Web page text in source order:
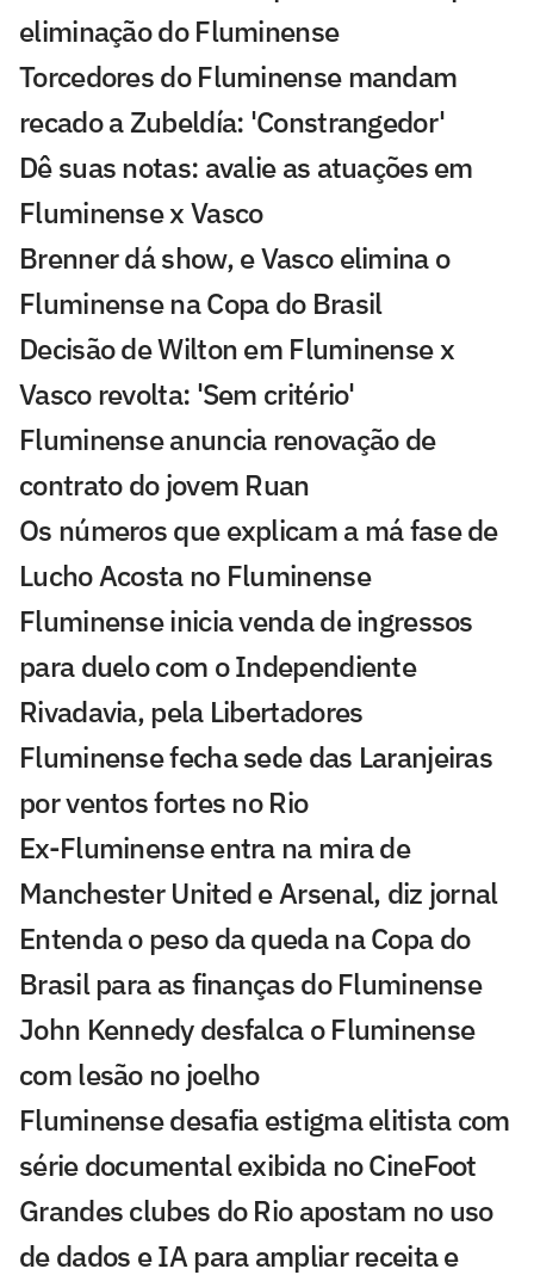
eliminação do Fluminense
Torcedores do Fluminense mandam
recado a Zubeldía: 'Constrangedor'
Dê suas notas: avalie as atuações em
Fluminense x Vasco
Brenner dá show, e Vasco elimina o
Fluminense na Copa do Brasil
Decisão de Wilton em Fluminense x
Vasco revolta: 'Sem critério'
Fluminense anuncia renovação de
contrato do jovem Ruan
Os números que explicam a má fase de
Lucho Acosta no Fluminense
Fluminense inicia venda de ingressos
para duelo com o Independiente
Rivadavia, pela Libertadores
Fluminense fecha sede das Laranjeiras
por ventos fortes no Rio
Ex-Fluminense entra na mira de
Manchester United e Arsenal, diz jornal
Entenda o peso da queda na Copa do
Brasil para as finanças do Fluminense
John Kennedy desfalca o Fluminense
com lesão no joelho
Fluminense desafia estigma elitista com
série documental exibida no CineFoot
Grandes clubes do Rio apostam no uso
de dados e IA para ampliar receita e